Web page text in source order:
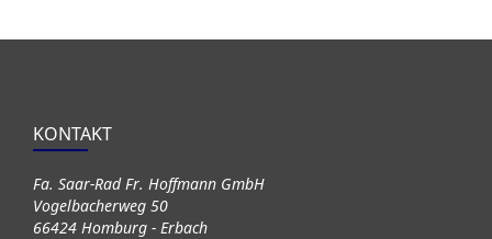
KONTAKT
Fa. Saar-Rad Fr. Hoffmann GmbH
Vogelbacherweg 50
66424 Homburg - Erbach